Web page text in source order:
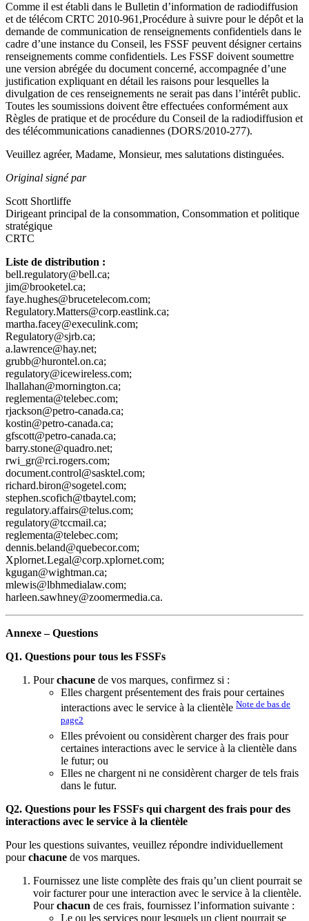
Comme il est établi dans le Bulletin d’information de radiodiffusion
et de télécom CRTC 2010-961,Procédure à suivre pour le dépôt et la
demande de communication de renseignements confidentiels dans le
cadre d’une instance du Conseil, les FSSF peuvent désigner certains
renseignements comme confidentiels. Les FSSF doivent soumettre
une version abrégée du document concerné, accompagnée d’une
justification expliquant en détail les raisons pour lesquelles la
divulgation de ces renseignements ne serait pas dans l’intérêt public.
Toutes les soumissions doivent être effectuées conformément aux
Règles de pratique et de procédure du Conseil de la radiodiffusion et
des télécommunications canadiennes (DORS/2010-277).
Veuillez agréer, Madame, Monsieur, mes salutations distinguées.
Original signé par
Scott Shortliffe
Dirigeant principal de la consommation, Consommation et politique
stratégique
CRTC
Liste de distribution :
bell.regulatory@bell.ca;
jim@brooketel.ca;
faye.hughes@brucetelecom.com;
Regulatory.Matters@corp.eastlink.ca;
martha.facey@execulink.com;
Regulatory@sjrb.ca;
a.lawrence@hay.net;
grubb@hurontel.on.ca;
regulatory@icewireless.com;
lhallahan@mornington.ca;
reglementa@telebec.com;
rjackson@petro-canada.ca;
kostin@petro-canada.ca;
gfscott@petro-canada.ca;
barry.stone@quadro.net;
rwi_gr@rci.rogers.com;
document.control@sasktel.com;
richard.biron@sogetel.com;
stephen.scofich@tbaytel.com;
regulatory.affairs@telus.com;
regulatory@tccmail.ca;
reglementa@telebec.com;
dennis.beland@quebecor.com;
Xplornet.Legal@corp.xplornet.com;
kgugan@wightman.ca;
mlewis@lbhmedialaw.com;
harleen.sawhney@zoomermedia.ca.
Annexe – Questions
Q1. Questions pour tous les FSSFs
Pourchacune de vos marques, confirmez si :
Elles chargent présentement des frais pour certaines
interactions avec le service à la clientèle Note de bas de
page2
Elles prévoient ou considèrent charger des frais pour
certaines interactions avec le service à la clientèle dans
le futur; ou
Elles ne chargent ni ne considèrent charger de tels frais
dans le futur.
Q2. Questions pour les FSSFs qui chargent des frais pour des
interactions avec le service à la clientèle
Pour les questions suivantes, veuillez répondre individuellement
pourchacune de vos marques.
Fournissez une liste complète des frais qu’un client pourrait se
voir facturer pour une interaction avec le service à la clientèle.
Pourchacun de ces frais, fournissez l’information suivante :
Le ou les services pour lesquels un client pourrait se